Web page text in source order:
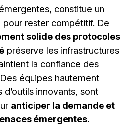
constitue un
pour rester compétitif. De
solide des protocoles
préserve les infrastructures
la confiance des
équipes hautement
innovants, sont
anticiper la demande et
émergentes.